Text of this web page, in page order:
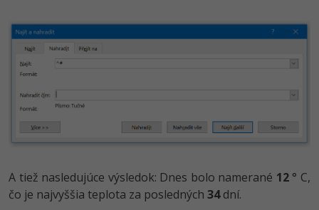
A tiež nasledujúce výsledok: Dnes bolo namerané 12° C,
čo je najvyššia teplota za posledných 34dní.